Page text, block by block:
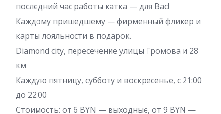
последний час работы катка — для Вас!
Каждому пришедшему — фирменный фликер и
карты лояльности в подарок.
Diamond city, пересечение улицы Громова и 28
км
Каждую пятницу, субботу и воскресенье, с 21:00
до 22:00
Стоимость: от 6 BYN — выходные, от 9 BYN —